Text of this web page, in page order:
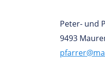
Peter- und
9493